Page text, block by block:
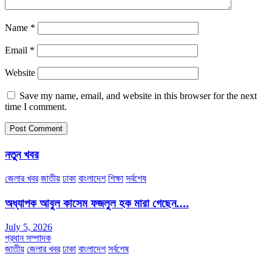
Name *
Email *
Website
Save my name, email, and website in this browser for the next
time I comment.
নতুন খবর
জেলার খবর জাতীয় ঢাকা বাংলাদেশ শিক্ষা সর্বশেষ
অধ্যাপক আবুল কাসেম ফজলুল হক মারা গেছেন….
July 5, 2026
প্রধান সম্পাদক
জাতীয় জেলার খবর ঢাকা বাংলাদেশ সর্বশেষ